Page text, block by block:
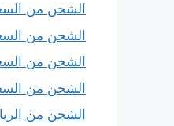
الشحن من
الشحن من
الشحن من
الشحن من
الشحن من